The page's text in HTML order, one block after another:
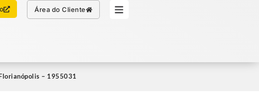
Área do Cliente Simule seu Crédito
– 1955031